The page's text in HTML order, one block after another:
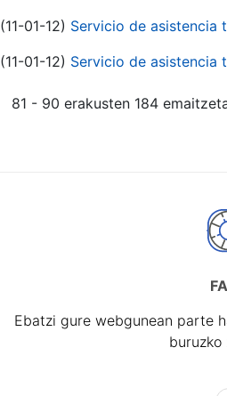
(11-01-12) Servicio de asistencia
(11-01-12) Servicio de asistencia
81 - 90 erakusten 184
Ebatzi gure webgunean parte
buruzko